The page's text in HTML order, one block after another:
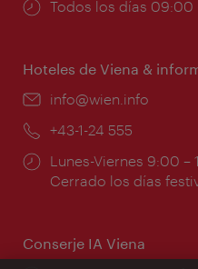
Horarios
Todos los días 09:00
Hoteles de Viena &
e-
info@wien.info
Teléfono:
+43-1-24 555
Horarios
de
Lunes-Viernes 9:00 –
Cerrado los días
Conserje IA Viena